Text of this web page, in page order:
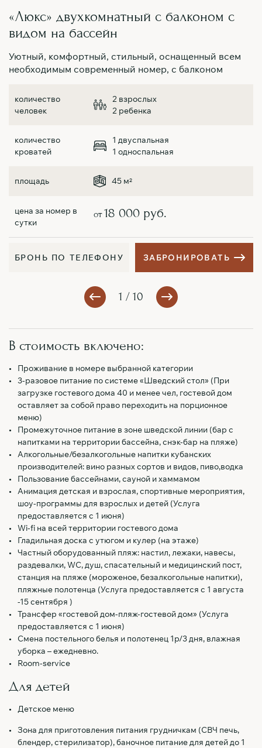
«Люкс» двухкомнатный с балконом с
видом на бассейн
Уютный, комфортный, стильный, оснащенный всем
необходимым современный номер, с балконом
2 взрослых
2 ребенка
1 двуспальная
1 односпальная
45 м2
от18 000 руб.
БРОН Ь ПО ТЕЛЕФОНУ ЗАБРО НИ РОВАТ Ь
1 / 10
В стоимость включено:
Проживание в номере выбранной категории
3-разовое питание по системе «Шведский стол» (При
загрузке гостевого дома 40 и менее чел, гостевой дом
оставляет за собой право переходить на порционное
меню)
Промежуточное питание в зоне шведской линии (бар с
напитками на территории бассейна, снэк-бар на пляже)
Алкогольные/безалкогольные напитки кубанских
производителей: вино разных сортов и видов, пиво,водка
Пользование бассейнами, сауной и хаммамом
Анимация детская и взрослая, спортивные мероприятия,
шоу-программы для взрослых и детей (Услуга
предоставляется с 1 июня)
Wi-fi на всей территории гостевого дома
Гладильная доска с утюгом и кулер (на этаже)
Частный оборудованный пляж: настил, лежаки, навесы,
раздевалки, WC, душ, спасательный и медицинский пост,
станция на пляже (мороженое, безалкогольные напитки),
пляжные полотенца (Услуга предоставляется с 1 августа
-15 сентября )
Трансфер «гостевой дом-пляж-гостевой дом» (Услуга
предоставляется с 1 июня)
Смена постельного белья и полотенец 1р/3 дня, влажная
уборка – ежедневно.
Room-service
Для детей
Детское меню
Зона для приготовления питания грудничкам (СВЧ печь,
блендер, стерилизатор), баночное питание для детей до 1